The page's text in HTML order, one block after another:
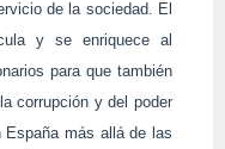
de la sociedad. El
y se enriquece al
para que también
corrupción y del poder
España más allá de las